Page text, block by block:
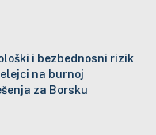
i bezbednosni rizik
na burnoj
za Borsku